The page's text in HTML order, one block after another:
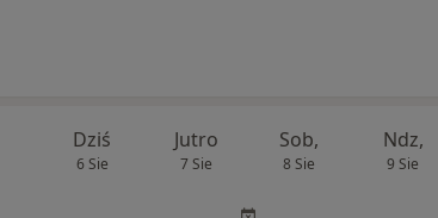
Dziś
6 Sie
Jutro
7 Sie
Sob,
8 Sie
Ndz,
9 Sie